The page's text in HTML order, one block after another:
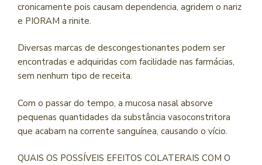
cronicamente pois causam dependencia, agridem o nariz
e PIORAM a rinite.
Diversas marcas de descongestionantes podem ser
encontradas e adquiridas com facilidade nas farmácias,
sem nenhum tipo de receita.
Com o passar do tempo, a mucosa nasal absorve
pequenas quantidades da substância vasoconstritora
que acabam na corrente sanguínea, causando o vício.
QUAIS OS POSSÍVEIS EFEITOS COLATERAIS COM O